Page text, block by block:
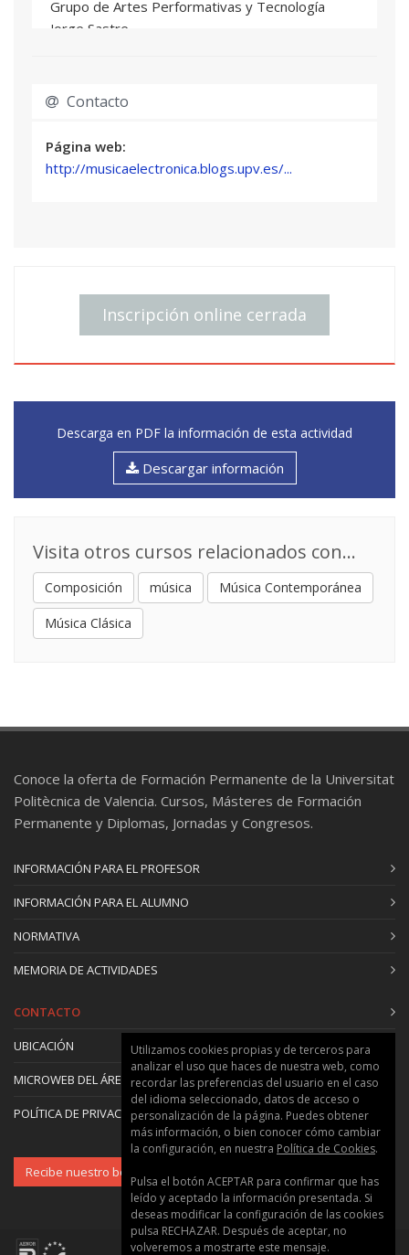
Grupo de Artes Performativas y Tecnología
Jorge Sastre
Francisco Valero García
acerca de detalles de las obras escritas en el
curso actual.
Web curso
Contacto
Página web:
http://musicaelectronica.blogs.upv.es/...
Inscripción online cerrada
Descarga en PDF la información de esta actividad
Descargar información
Visita otros cursos relacionados con...
Composición música Música Contemporánea
Música Clásica
Conoce la oferta de Formación Permanente de la Universitat
Politècnica de Valencia. Cursos, Másteres de Formación
Permanente y Diplomas, Jornadas y Congresos.
INFORMACIÓN PARA EL PROFESOR
INFORMACIÓN PARA EL ALUMNO
NORMATIVA
MEMORIA DE ACTIVIDADES
CONTACTO
UBICACIÓN
MICROWEB DEL ÁREA
POLÍTICA DE PRIVACIDAD Y COOKIES
Recibe nuestro boletín
Utilizamos cookies propias y de terceros para
analizar el uso que haces de nuestra web, como
recordar las preferencias del usuario en el caso
del idioma seleccionado, datos de acceso o
personalización de la página. Puedes obtener
más información, o bien conocer cómo cambiar
la configuración, en nuestra Política de Cookies.
Pulsa el botón ACEPTAR para confirmar que has
leído y aceptado la información presentada. Si
deseas modificar la configuración de las cookies
pulsa RECHAZAR. Después de aceptar, no
volveremos a mostrarte este mensaje.